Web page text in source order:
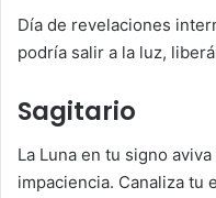
Día de revelaciones
podría salir a la luz,
Sagitario
La Luna en tu signo
impaciencia. Canaliza tu